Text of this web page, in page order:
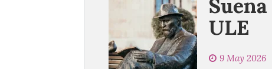
ULE
9 May 2026